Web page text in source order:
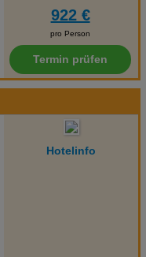
922 €
pro Person
Termin prüfen
Hotelinfo